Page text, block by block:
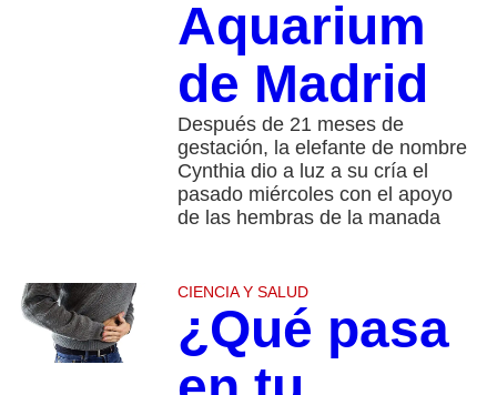
Aquarium
de Madrid
Después de 21 meses de
gestación, la elefante de nombre
Cynthia dio a luz a su cría el
pasado miércoles con el apoyo
de las hembras de la manada
CIENCIA Y SALUD
¿Qué pasa